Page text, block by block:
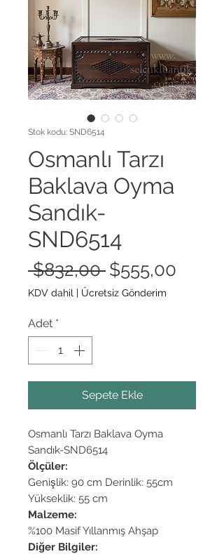
Stok kodu: SND6514
Osmanlı Tarzı
Baklava Oyma
Sandık-
SND6514
$832,00 Normal
Fiyat
$555,00
KDV dahil | Ücretsiz Gönderim
Adet *
Sepete Ekle
Osmanlı Tarzı Baklava Oyma
Sandık-SND6514
Ölçüler:
Genişlik: 90 cm Derinlik: 55cm
Yükseklik: 55 cm
Malzeme:
%100 Masif Yıllanmış Ahşap
Diğer Bilgiler: